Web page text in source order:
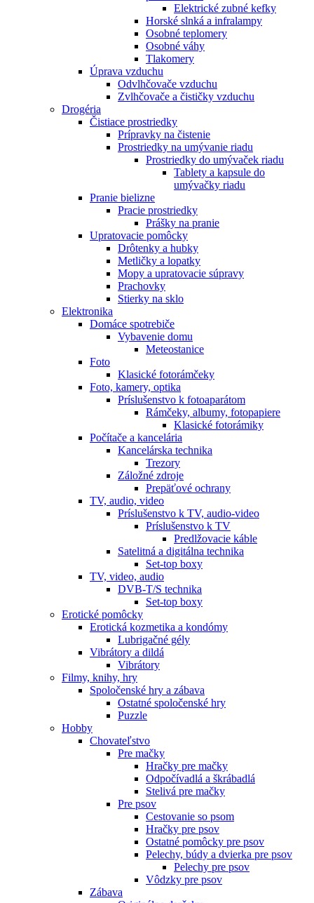
Elektrické zubné kefky
Horské slnká a infralampy
Osobné teplomery
Osobné váhy
Tlakomery
Úprava vzduchu
Odvlhčovače vzduchu
Zvlhčovače a čističky vzduchu
Drogéria
Čistiace prostriedky
Prípravky na čistenie
Prostriedky na umývanie riadu
Prostriedky do umývaček riadu
Tablety a kapsule do
umývačky riadu
Pranie bielizne
Pracie prostriedky
Prášky na pranie
Upratovacie pomôcky
Drôtenky a hubky
Metličky a lopatky
Mopy a upratovacie súpravy
Prachovky
Stierky na sklo
Elektronika
Domáce spotrebiče
Vybavenie domu
Meteostanice
Foto
Klasické fotorámčeky
Foto, kamery, optika
Príslušenstvo k fotoaparátom
Rámčeky, albumy, fotopapiere
Klasické fotorámiky
Počítače a kancelária
Kancelárska technika
Trezory
Záložné zdroje
Prepäťové ochrany
TV, audio, video
Príslušenstvo k TV, audio-video
Príslušenstvo k TV
Predlžovacie káble
Satelitná a digitálna technika
Set-top boxy
TV, video, audio
DVB-T/S technika
Set-top boxy
Erotické pomôcky
Erotická kozmetika a kondómy
Lubrigačné gély
Vibrátory a dildá
Vibrátory
Filmy, knihy, hry
Spoločenské hry a zábava
Ostatné spoločenské hry
Puzzle
Hobby
Chovateľstvo
Pre mačky
Hračky pre mačky
Odpočívadlá a škrábadlá
Stelivá pre mačky
Pre psov
Cestovanie so psom
Hračky pre psov
Ostatné pomôcky pre psov
Pelechy, búdy a dvierka pre psov
Pelechy pre psov
Vôdzky pre psov
Zábava